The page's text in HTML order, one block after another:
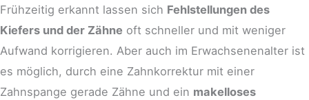
Frühzeitig erkannt lassen sich Fehlstellungen des
Kiefers und der Zähne oft schneller und mit weniger
Aufwand korrigieren. Aber auch im Erwachsenenalter ist
es möglich, durch eine Zahnkorrektur mit einer
Zahnspange gerade Zähne und ein makelloses